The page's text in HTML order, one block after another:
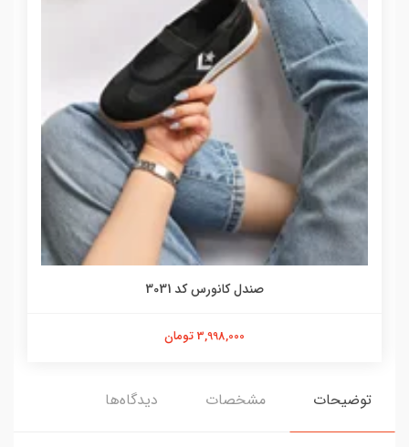
صندل کانورس کد 3031
3,998,000 تومان
توضیحات مشخصات دیدگاه‌ها